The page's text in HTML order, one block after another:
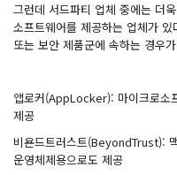
그런데 서드파티 업체 중에는 더
소프트웨어를 제공하는 업체가
또는 보안 제품군에 속하는 경우
앱로커(AppLocker): 마이크로소
제공
비욘드트러스트(BeyondTrust):
운영체제용으로도 제공